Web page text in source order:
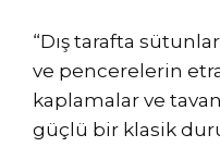
“Dış tarafta
ve pencerelerin
kaplamalar ve
güçlü bir klasik